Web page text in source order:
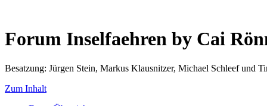
Forum Inselfaehren by Cai
Besatzung: Jürgen Stein, Markus Klausnitzer, Michael Schleef und
Zum Inhalt